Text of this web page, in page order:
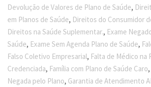
Devolução de Valores de Plano de Saúde,
em Planos de Saúde, Direitos do Consumidor
Direitos na Saúde Suplementar., Exame
Saúde, Exame Sem Agenda Plano de Saúde,
Falso Coletivo Empresarial, Falta de Médico na
Credenciada, Família com Plano de Saúde Caro,
Negada pelo Plano, Garantia de Atendimento